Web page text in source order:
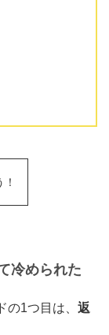
冷められた
1つ目は、 返